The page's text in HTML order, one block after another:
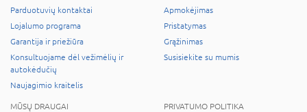
Parduotuvių kontaktai
Lojalumo programa
Garantija ir priežiūra
Konsultuojame dėl vežimėlių ir
autokėdučių
Naujagimio kraitelis
Apmokėjimas
Pristatymas
Grąžinimas
Susisiekite su mumis
MŪSŲ DRAUGAI
PRIVATUMO POLITIKA